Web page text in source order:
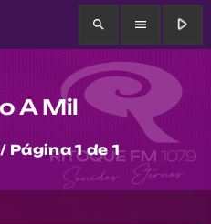
search menu play_arrow
A Mil
Página 1 de 1